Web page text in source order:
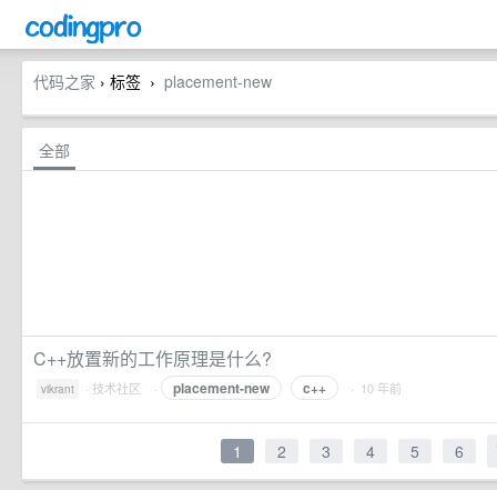
代码之家 › 标签 › placement-new
全部
C++放置新的工作原理是什么?
vikrant · 技术社区 · placement-new c++ · 10 年前
1 2 3 4 5 6